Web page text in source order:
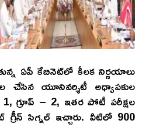
ఏపీ కేబినెట్‌లో కీలక నిర్ణయాలు
చేసిన యూనివ‌ర్శిటీ అధ్యాప‌కుల
1, గ్రూప్ – 2, ఇత‌ర పోటీ ప‌రీక్షల
సిగ్నల్‌ ఇచ్చారు. వీటిలో 900